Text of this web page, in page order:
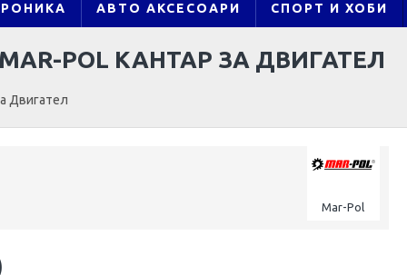
АВТО АКСЕСОАРИ СПОРТ И ХОБИ
Двигател
POL КАНТАР ЗА ДВИГАТЕЛ
Mar-Pol